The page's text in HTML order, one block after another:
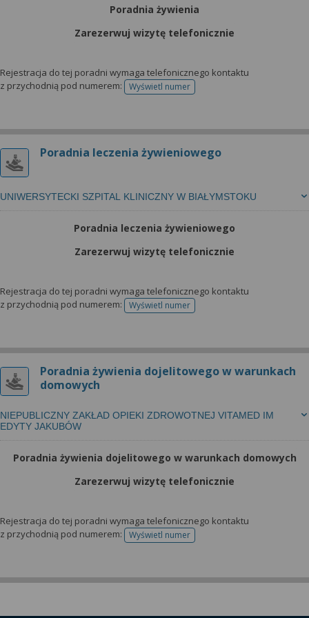
Poradnia żywienia
Zarezerwuj wizytę telefonicznie
Rejestracja do tej poradni wymaga telefonicznego kontaktu
z przychodnią pod numerem:
Wyświetl numertelefonu do rejestracji
Poradnia leczenia żywieniowego
UNIWERSYTECKI SZPITAL KLINICZNY W BIAŁYMSTOKU
Poradnia leczenia żywieniowego
Zarezerwuj wizytę telefonicznie
Rejestracja do tej poradni wymaga telefonicznego kontaktu
z przychodnią pod numerem:
Wyświetl numertelefonu do rejestracji
Poradnia żywienia dojelitowego w warunkach
domowych
NIEPUBLICZNY ZAKŁAD OPIEKI ZDROWOTNEJ VITAMED IM
EDYTY JAKUBÓW
Poradnia żywienia dojelitowego w warunkach domowych
Zarezerwuj wizytę telefonicznie
Rejestracja do tej poradni wymaga telefonicznego kontaktu
z przychodnią pod numerem:
Wyświetl numertelefonu do rejestracji
możesz też wycofać zgodę na przetwarzanie Twoich
danych tylko w niektórych celach. Jeżeli chcesz
konfigurację szczegółową, to możesz tego dokonać
za pomocą „Ustawień zaawansowanych”.
znajdziesz w Regulaminie Serwisu.